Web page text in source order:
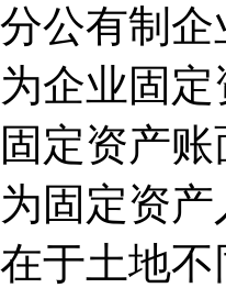
公有制
企业固
定资产
固定资
于土地